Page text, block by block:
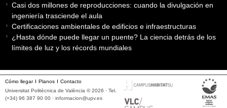
Casi dos millones de reproducciones: cuando la divulgación en
ingeniería trasciende el aula
Certificaciones ambientales de edificios e infraestructuras
¿Hasta dónde puede llegar un puente? La ciencia detrás de los
límites de luz y los récords mundiales
Cómo llegar Planos
Contacto
Universitat Politècnica de València © 2026 · Tel.
(+34) 96 387 90 00 · informacion@upv.es